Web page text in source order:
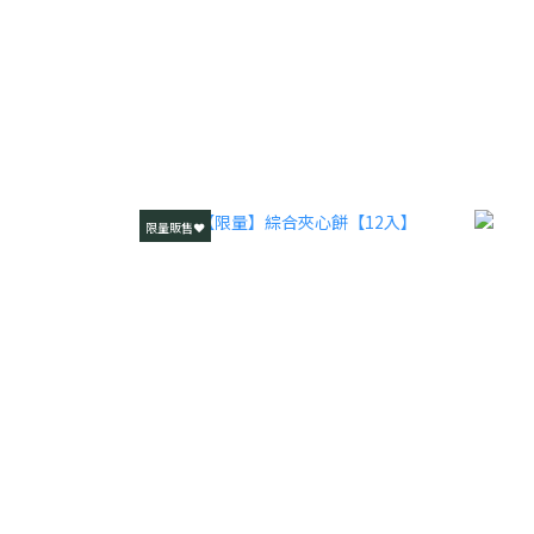
限量販售❤️